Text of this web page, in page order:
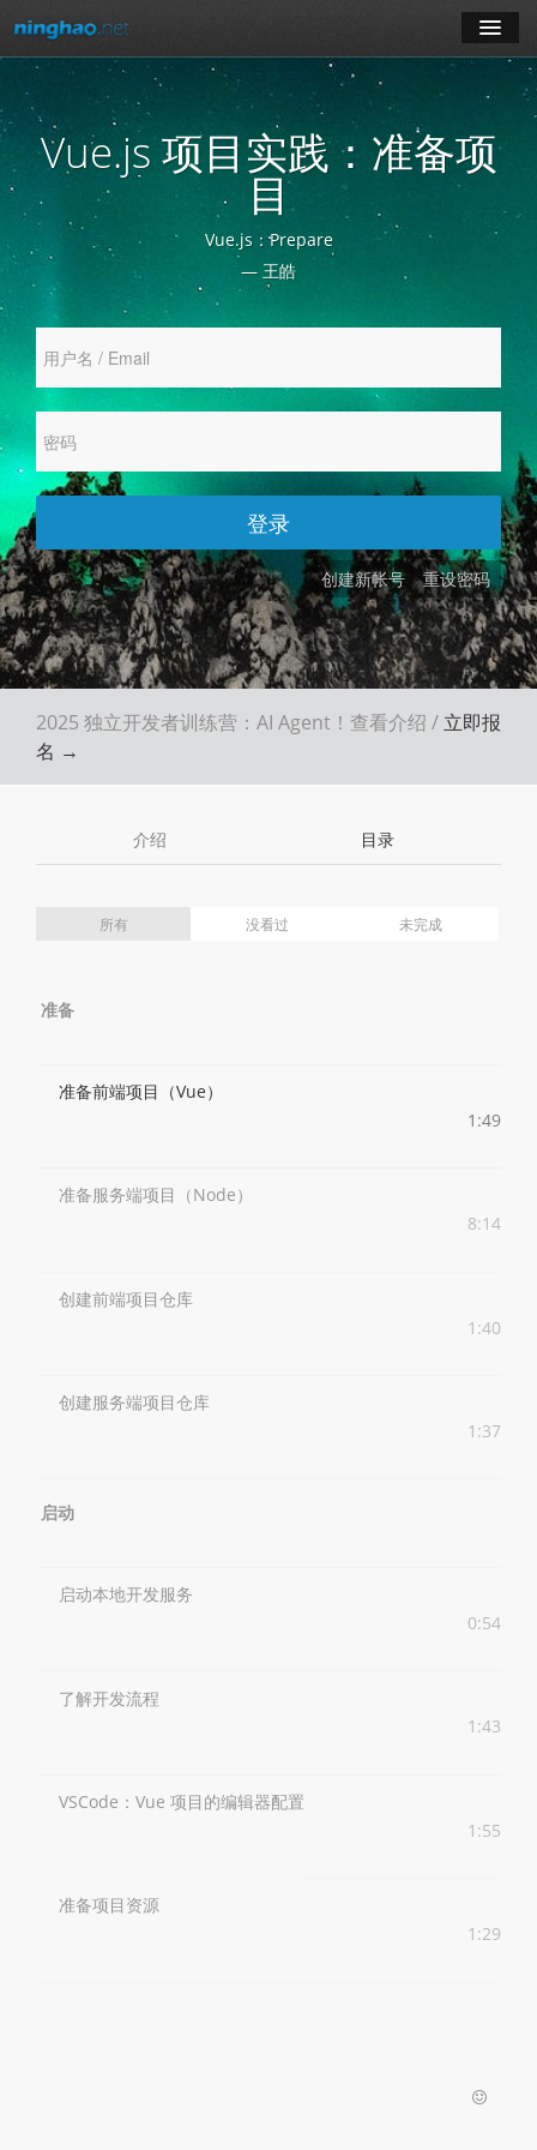
博客
登录
创建新帐号 重设密码
登录
Vue.js 项目实践：准备项
目
Vue.js：Prepare
— 王皓
2025 独立开发者训练营：AI Agent！ 查看介绍 / 立即报
名 →
介绍 目录
所有 没看过 未完成
准备
准备前端项目（Vue）
1:49
准备服务端项目（Node）
8:14
创建前端项目仓库
1:40
创建服务端项目仓库
1:37
启动
启动本地开发服务
0:54
了解开发流程
1:43
VSCode：Vue 项目的编辑器配置
1:55
准备项目资源
1:29